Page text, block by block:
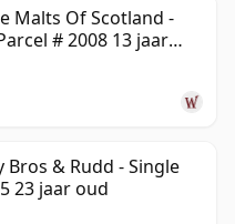
Malts Of Scotland -
# 2008 13 jaar
Bros & Rudd - Single
23 jaar oud